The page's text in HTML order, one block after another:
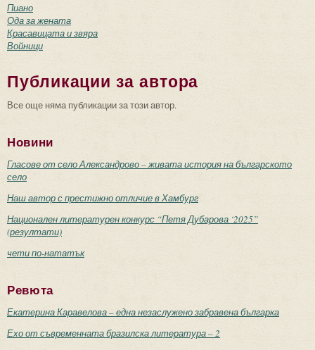
Пиано
Ода за жената
Красавицата и звяра
Войници
Публикации за автора
Все още няма публикации за този автор.
Новини
Гласове от село Александрово – живата история на българското
село
Наш автор с престижно отличие в Хамбург
Национален литературен конкурс “Петя Дубарова ‘2025”
(резултати)
чети по-нататък
Ревюта
Екатерина Каравелова – една незаслужено забравена българка
Ехо от съвременната бразилска литература – 2